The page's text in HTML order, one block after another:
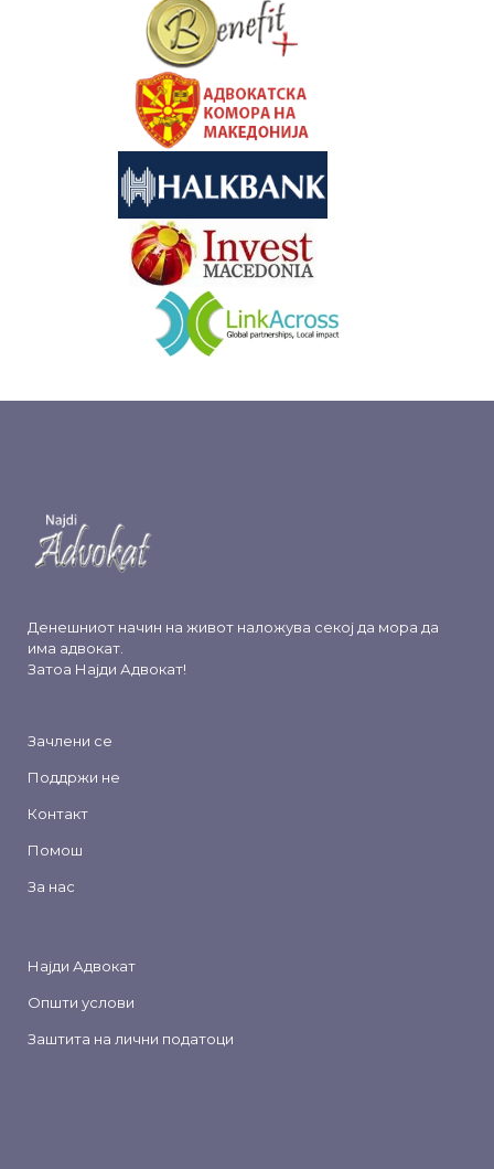
Денешниот начин на живот наложува секој да мора да
има адвокат.
Затоа Најди Адвокат!
Зачлени се
Поддржи не
Контакт
Помош
За нас
Најди Адвокат
Општи услови
Заштита на лични податоци